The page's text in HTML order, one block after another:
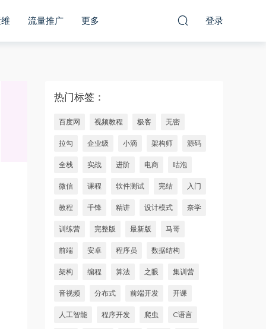
流量推广 更多 登录
热门标签：
百度网 视频教程 极客 无密
拉勾 企业级 小滴 架构师 源码
全栈 实战 进阶 电商 咕泡
微信 课程 软件测试 完结 入门
教程 千锋 精讲 设计模式 奈学
训练营 完整版 最新版 马哥
前端 安卓 程序员 数据结构
架构 编程 算法 之眼 集训营
音视频 分布式 前端开发 开课
人工智能 程序开发 爬虫 C语言